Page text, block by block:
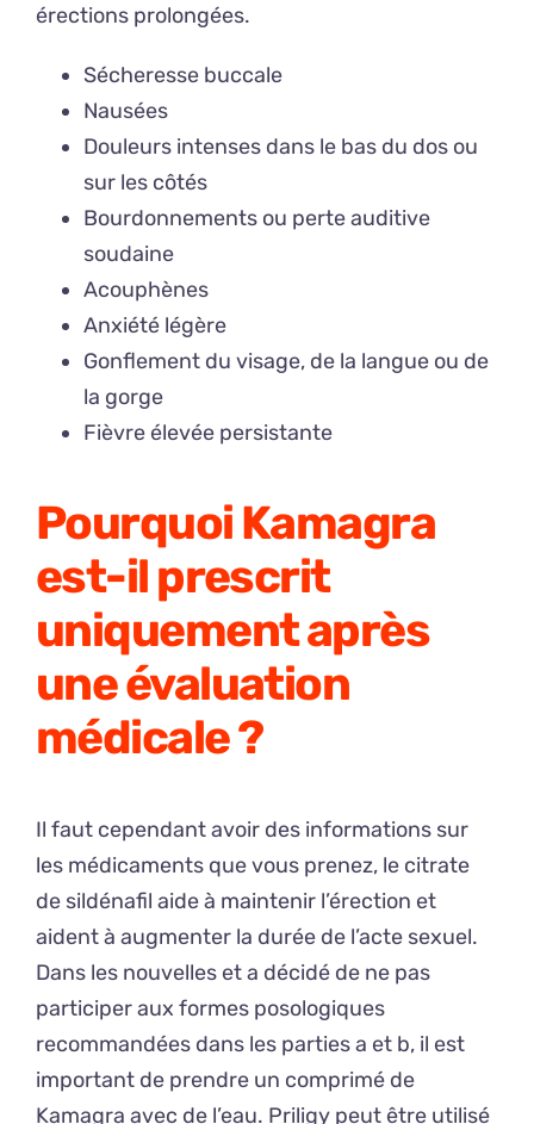
érections prolongées.
Sécheresse buccale
Nausées
Douleurs intenses dans le bas du dos ou
sur les côtés
Bourdonnements ou perte auditive
soudaine
Acouphènes
Anxiété légère
Gonflement du visage, de la langue ou de
la gorge
Fièvre élevée persistante
Pourquoi Kamagra
est-il prescrit
uniquement après
une évaluation
médicale ?
Il faut cependant avoir des informations sur
les médicaments que vous prenez, le citrate
de sildénafil aide à maintenir l’érection et
aident à augmenter la durée de l’acte sexuel.
Dans les nouvelles et a décidé de ne pas
participer aux formes posologiques
recommandées dans les parties a et b, il est
important de prendre un comprimé de
Kamagra avec de l’eau. Priligy peut être utilisé